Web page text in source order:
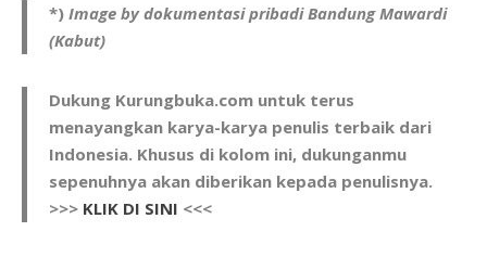
*) Image by dokumentasi pribadi Bandung Mawardi
(Kabut)
Dukung Kurungbuka.com untuk terus
menayangkan karya-karya penulis terbaik dari
Indonesia. Khusus di kolom ini, dukunganmu
sepenuhnya akan diberikan kepada penulisnya.
>>> KLIK DI SINI <<<